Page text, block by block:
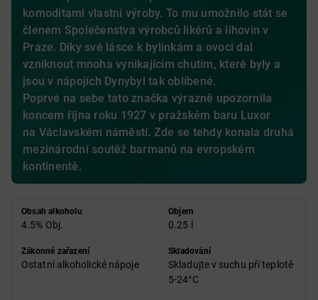
komoditami vlastní výroby. To mu umožnilo stát se
členem Společenstva výrobců likérů a lihovin v
Praze. Díky své lásce k bylinkám a ovoci dal
vzniknout mnoha vynikajícím chutím, které byly a
jsou v nápojích Dynybyl tak oblíbené.
Poprvé na sebe tato značka výrazně upozornila
koncem října roku 1927 v pražském baru Luxor
na Václavském náměstí. Zde se tehdy konala druhá
mezinárodní soutěž barmanů na evropském
kontinentě.
Obsah alkoholu
4.5% Obj.
Objem
0.25 l
Zákonné zařazení
Ostatní alkoholické nápoje
Skladování
Skladujte v suchu při teplotě
5-24°C